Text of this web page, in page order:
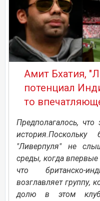
Амит Бхатия,
потенциал
то
Предполагалось, что
история.Поскольку
"Ливерпуля" не
среды, когда
что британско-
возглавляет группу,
долю в этом